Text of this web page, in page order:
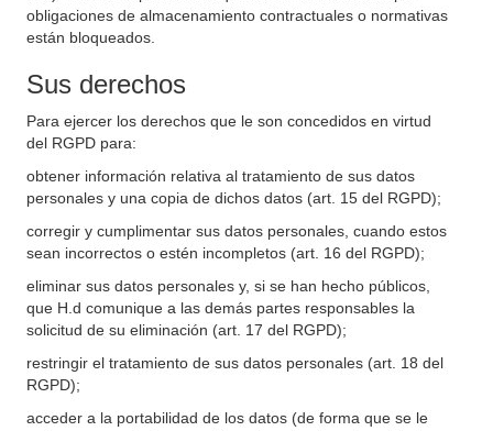
obligaciones de almacenamiento contractuales o normativas
están bloqueados.
Sus derechos
Para ejercer los derechos que le son concedidos en virtud
del RGPD para:
obtener información relativa al tratamiento de sus datos
personales y una copia de dichos datos (art. 15 del RGPD);
corregir y cumplimentar sus datos personales, cuando estos
sean incorrectos o estén incompletos (art. 16 del RGPD);
eliminar sus datos personales y, si se han hecho públicos,
que H.d comunique a las demás partes responsables la
solicitud de su eliminación (art. 17 del RGPD);
restringir el tratamiento de sus datos personales (art. 18 del
RGPD);
acceder a la portabilidad de los datos (de forma que se le